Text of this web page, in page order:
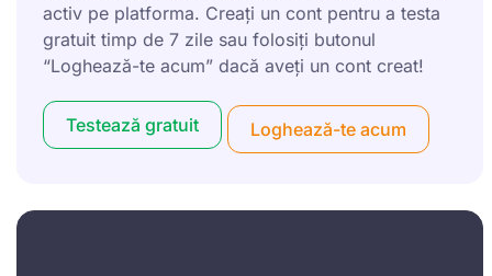
activ pe platforma. Creați un cont pentru a testa
gratuit timp de 7 zile sau folosiți butonul
“Loghează-te acum” dacă aveți un cont creat!
Testează gratuit Loghează-te acum